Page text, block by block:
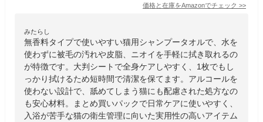
価格と在庫をAmazonでチェック >>
みたらし
無香料タイプで使いやすい猫用シャンプータオルで、水を
使わずに被毛の汚れや皮脂、ニオイを手軽に拭き取れるの
が特徴です。大判シートで全身ケアしやすく、1枚でもし
っかり拭けるため短時間で清潔を保てます。アルコールを
使わない設計で、舐めてしまう猫にも配慮された処方なの
も安心材料。まとめ買いパックで日常ケアに使いやすく、
入浴が苦手な猫の衛生管理に向いた実用性の高いアイテム